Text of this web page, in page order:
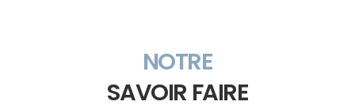
NOTRE
SAVOIR FAIRE